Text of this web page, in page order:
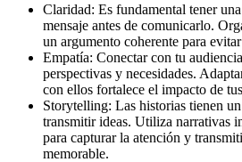
Claridad: Es fundamental tener
mensaje antes de comunicarlo.
un argumento coherente para
Empatía: Conectar con tu
perspectivas y necesidades.
con ellos fortalece el impacto de
Storytelling: Las historias tienen
transmitir ideas. Utiliza narrativas
para capturar la atención y
memorable.